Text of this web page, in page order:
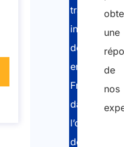
travailleurs
détachés
en
France
dans
l’obtention
de
une
de
nos